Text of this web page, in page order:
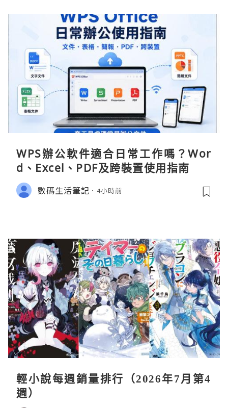
WPS辦公軟件適合日常工作嗎？Wor
d、Excel、PDF及跨裝置使用指南
數碼生活筆記 4小時前
輕小說每週銷量排行（2026年7月第4
週）